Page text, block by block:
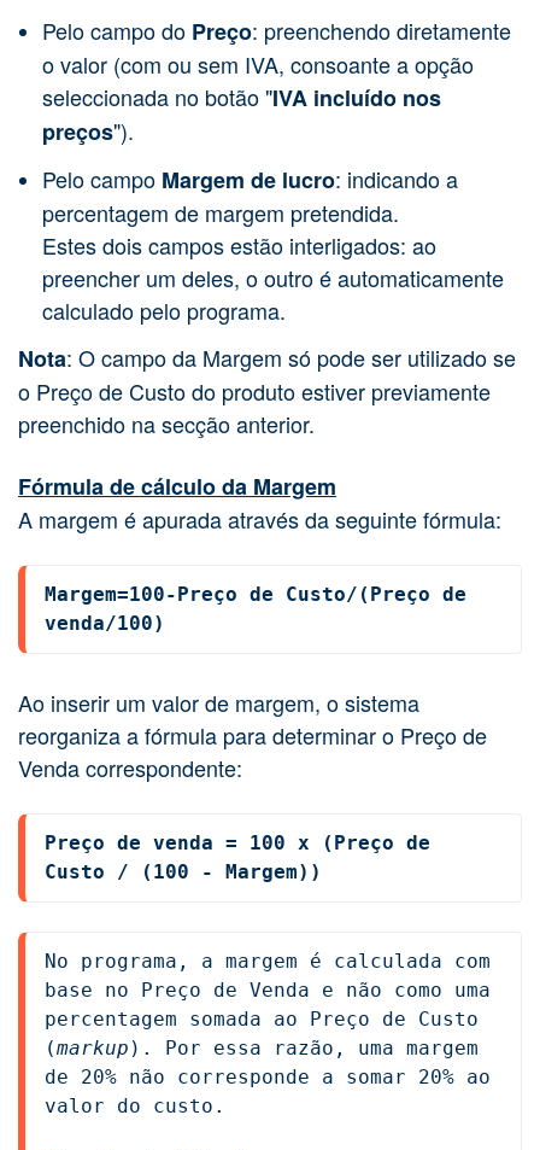
Pelo campo do Preço: preenchendo diretamente
o valor (com ou sem IVA, consoante a opção
seleccionada no botão "IVA incluído nos
preços").
Pelo campo Margem de lucro: indicando a
percentagem de margem pretendida.
Estes dois campos estão interligados: ao
preencher um deles, o outro é automaticamente
calculado pelo programa.
Nota: O campo da Margem só pode ser utilizado se
o Preço de Custo do produto estiver previamente
preenchido na secção anterior.
Fórmula de cálculo da Margem
A margem é apurada através da seguinte fórmula:
Margem=100-Preço de Custo/(Preço de
venda/100)
Ao inserir um valor de margem, o sistema
reorganiza a fórmula para determinar o Preço de
Venda correspondente:
Preço de venda = 100 x (Preço de
Custo / (100 - Margem))
No programa, a margem é calculada com
base no Preço de Venda e não como uma
percentagem somada ao Preço de Custo
(markup ). Por essa razão, uma margem
de 20% não corresponde a somar 20% ao
valor do custo.